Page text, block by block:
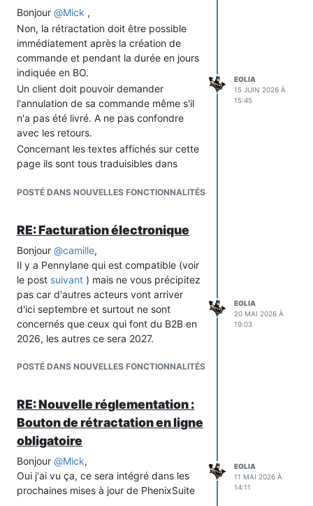
Bonjour @Mick ,
Non, la rétractation doit être possible
immédiatement après la création de
commande et pendant la durée en jours
indiquée en BO.
Un client doit pouvoir demander
l'annulation de sa commande même s'il
n'a pas été livré. A ne pas confondre
avec les retours.
Concernant les textes affichés sur cette
page ils sont tous traduisibles dans
Traductions du Front-office"
POSTÉ DANS NOUVELLES FONCTIONNALITÉS
EOLIA
15 JUIN 2026 À
15:45
RE: Facturation électronique
Bonjour @camille,
Il y a Pennylane qui est compatible (voir
le post suivant ) mais ne vous précipitez
pas car d'autres acteurs vont arriver
d'ici septembre et surtout ne sont
concernés que ceux qui font du B2B en
2026, les autres ce sera 2027.
POSTÉ DANS NOUVELLES FONCTIONNALITÉS
EOLIA
20 MAI 2026 À
19:03
RE: Nouvelle réglementation :
Bouton de rétractation en ligne
obligatoire
Bonjour @Mick,
Oui j'ai vu ça, ce sera intégré dans les
prochaines mises à jour de PhenixSuite
EOLIA
11 MAI 2026 À
14:11